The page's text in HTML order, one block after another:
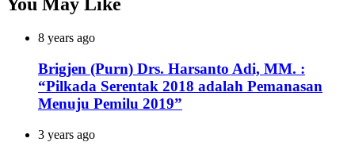
You May Like
8 years ago
Brigjen (Purn) Drs. Harsanto Adi, MM. :
“Pilkada Serentak 2018 adalah Pemanasan
Menuju Pemilu 2019”
3 years ago